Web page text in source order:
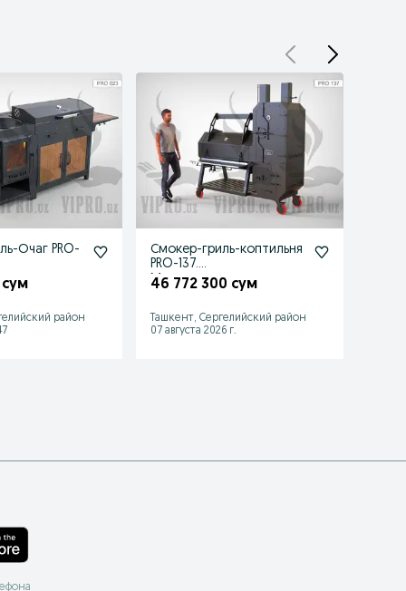
Очаг PRO-
сум
район
Смокер-гриль-коптильня
PRO-137.
Мангал,кура,камера
46 772 300 сум
Ташкент, Сергелийский район
07 августа 2026 г.